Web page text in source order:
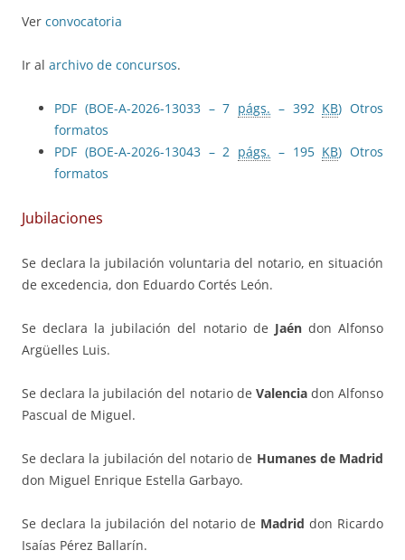
Ver convocatoria
Ir al archivo de concursos.
PDF (BOE-A-2026-13033 – 7 págs. – 392 KB) Otros
formatos
PDF (BOE-A-2026-13043 – 2 págs. – 195 KB) Otros
formatos
Jubilaciones
Se declara la jubilación voluntaria del notario, en situación
de excedencia, don Eduardo Cortés León.
Se declara la jubilación del notario de Jaéndon Alfonso
Argüelles Luis.
Se declara la jubilación del notario de Valenciadon Alfonso
Pascual de Miguel.
Se declara la jubilación del notario de Humanes de Madrid
don Miguel Enrique Estella Garbayo.
Se declara la jubilación del notario de Madrid don Ricardo
Isaías Pérez Ballarín.